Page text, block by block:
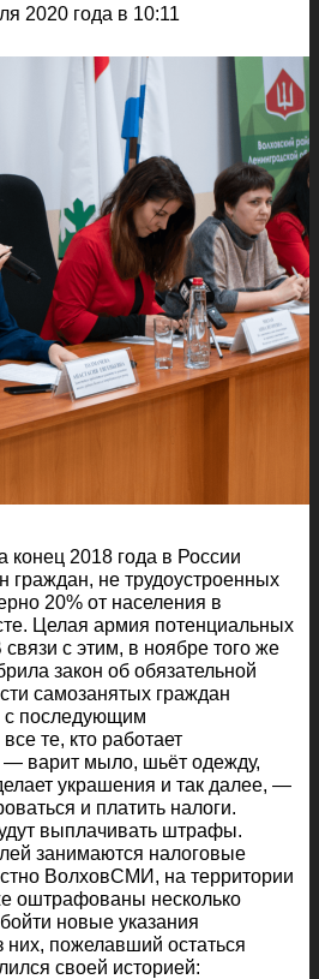
2020 года в 10:11
конец 2018 года в России
граждан, не трудоустроенных
20% от населения в
Целая армия потенциальных
с этим, в ноябре того же
закон об обязательной
самозанятых граждан
с последующим
те, кто работает
— варит мыло, шьёт одежду,
украшения и так далее, —
и платить налоги.
выплачивать штрафы.
занимаются налоговые
ВолховСМИ, на территории
оштрафованы несколько
новые указания
них, пожелавший остаться
своей историей: